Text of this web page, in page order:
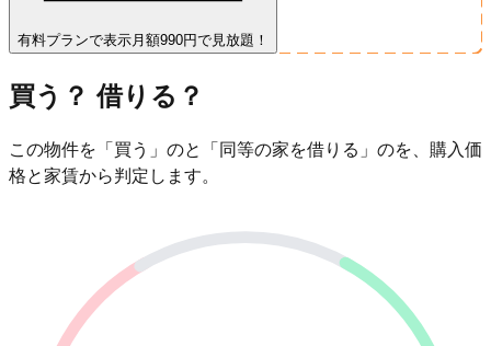
有料プランで表示 月額990円で見放題！
買う？ 借りる？
この物件を「買う」のと「同等の家を借りる」のを、購入価
格と家賃から判定します。